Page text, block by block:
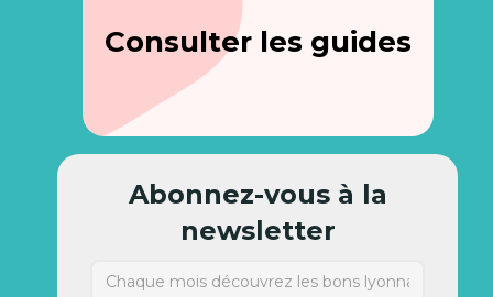
Consulter les guides
Abonnez-vous à la
newsletter